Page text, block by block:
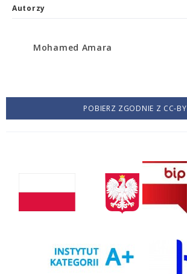
Autorzy
Mohamed Amara
POBIERZ ZGODNIE Z CC-BY